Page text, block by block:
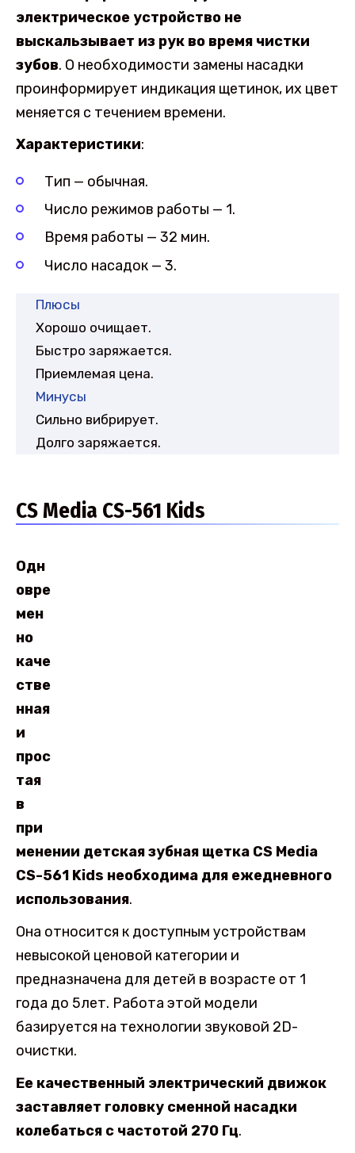
электрическое устройство не
выскальзывает из рук во время чистки
зубов. О необходимости замены насадки
проинформирует индикация щетинок, их цвет
меняется с течением времени.
Характеристики:
Тип — обычная.
Число режимов работы — 1.
Время работы — 32 мин.
Число насадок — 3.
Плюсы
Хорошо очищает.
Быстро заряжается.
Приемлемая цена.
Минусы
Сильно вибрирует.
Долго заряжается.
CS Media CS-561 Kids
Одн
овре
мен
но
каче
стве
нная
и
прос
тая
в
при
менении детская зубная щетка CS Media
CS-561 Kids необходима для ежедневного
использования.
Она относится к доступным устройствам
невысокой ценовой категории и
предназначена для детей в возрасте от 1
года до 5лет. Работа этой модели
базируется на технологии звуковой 2D-
очистки.
Ее качественный электрический движок
заставляет головку сменной насадки
колебаться с частотой 270 Гц.